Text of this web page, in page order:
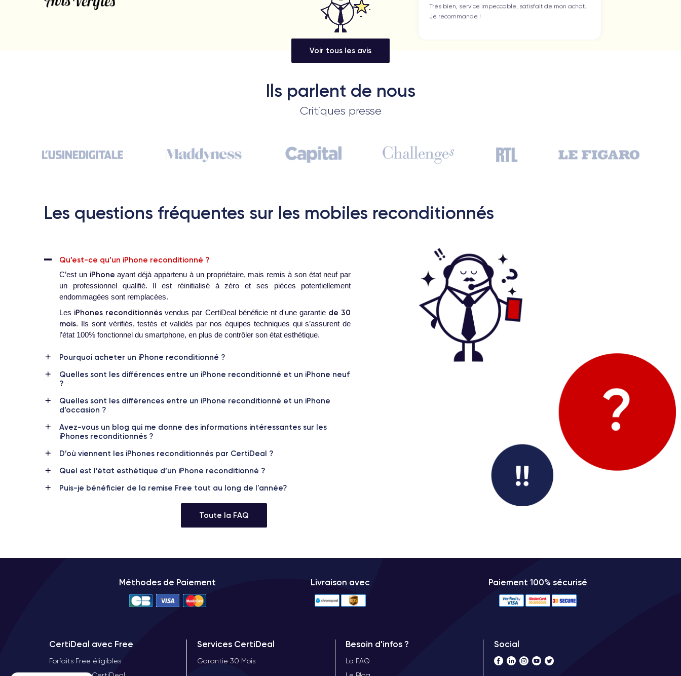
Continuer sans accepter
Franchement super content ! J'ai acheté mon iPhone 14
Marc B.
09/07/26
Très bien, service impeccable, satisfait de mon achat.
Je recommande !
Voir tous les avis
Ils parlent de nous
Critiques presse
Les questions fréquentes sur les mobiles reconditionnés
Qu’est-ce qu’un iPhone reconditionné ?
C’est un iPhone ayant déjà appartenu à un propriétaire, mais remis à son état neuf par
un professionnel qualifié. Il est réinitialisé à zéro et ses pièces potentiellement
endommagées sont remplacées.
Les iPhones reconditionnés vendus par CertiDeal bénéficie nt d'une garantie de 30
mois. Ils sont vérifiés, testés et validés par nos équipes techniques qui s’assurent de
l’état 100% fonctionnel du smartphone, en plus de contrôler son état esthétique.
Pourquoi acheter un iPhone reconditionné ?
Quelles sont les différences entre un iPhone reconditionné et un iPhone neuf
?
Quelles sont les différences entre un iPhone reconditionné et un iPhone
d’occasion ?
Avez-vous un blog qui me donne des informations intéressantes sur les
iPhones reconditionnés ?
D’où viennent les iPhones reconditionnés par CertiDeal ?
Quel est l’état esthétique d’un iPhone reconditionné ?
Puis-je bénéficier de la remise Free tout au long de l'année?
Toute la FAQ
Méthodes de Paiement Livraison avec Paiement 100% sécurisé
CertiDeal avec Free
Forfaits Free éligibles
Services CertiDeal
Garantie 30 Mois
Besoin d'infos ?
La FAQ
Social